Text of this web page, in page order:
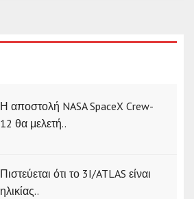
Η αποστολή NASA SpaceX Crew-
12 θα μελετή..
Πιστεύεται ότι το 3I/ATLAS είναι
ηλικίας..